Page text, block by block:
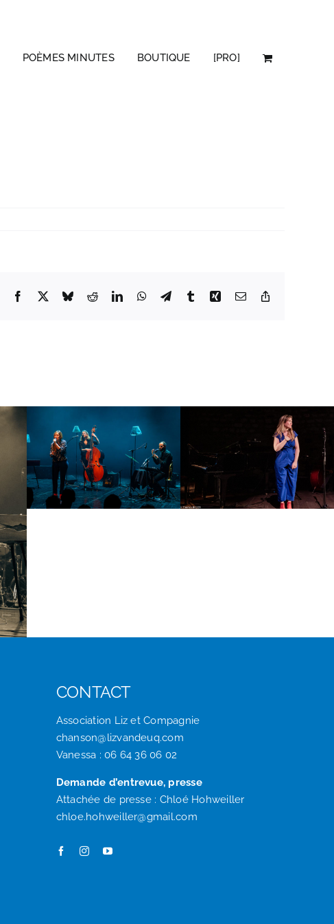
POÈMES MINUTES BOUTIQUE [PRO]
Facebook
X BlueskyRedditLinkedInWhatsApp
TelegramTumblrXing Email
CONTACT
Association Liz et Compagnie
chanson@lizvandeuq.com
Vanessa : 06 64 36 06 02
Demande d’entrevue, presse
Attachée de presse : Chloé Hohweiller
chloe.hohweiller@gmail.com